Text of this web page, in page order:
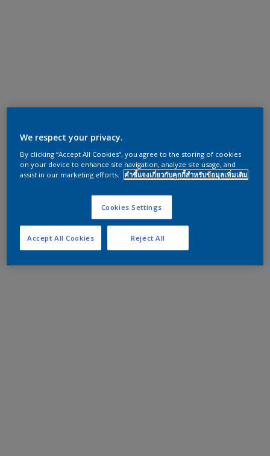
We respect your privacy.
By clicking “Accept All Cookies”, you agree to the storing of cookies
on your device to enhance site navigation, analyze site usage, and
assist in our marketing efforts.
คำชี้แจงเกี่ยวกับคุกกี้สำหรับข้อมูลเพิ่มเติม
Cookies Settings
Reject All
Accept All Cookies